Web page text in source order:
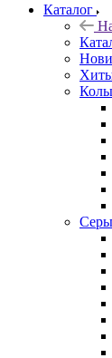
Каталог